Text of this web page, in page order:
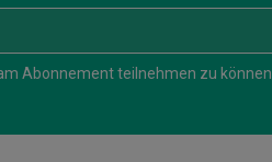
Abonnement teilnehmen zu können